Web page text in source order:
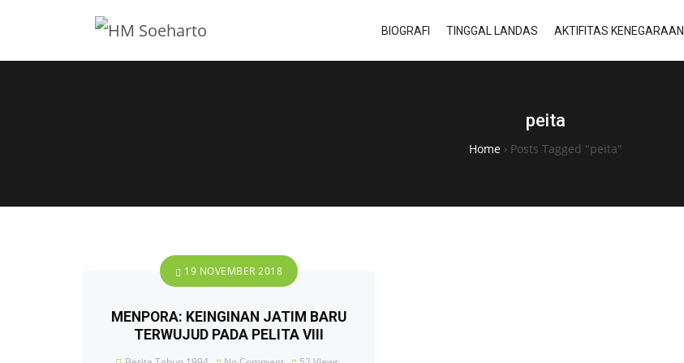
BIOGRAFI TINGGAL LANDAS AKTIFITAS KENEGARAAN
peita
Home› Posts Tagged "peita"
19 NOVEMBER 2018
MENPORA: KEINGINAN JATIM BARU
TERWUJUD PADA PELITA VIII